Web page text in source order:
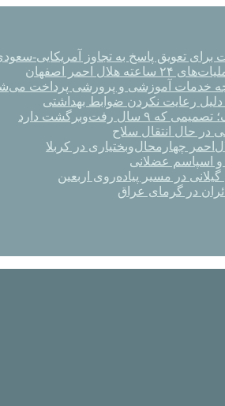
تعویق پاسخ به تجاوز آمریکایی-
چه خدمات آموزشی و پرورشی پرداخت
رفت‌وبرگشت دارد
چهارمحال‌وبختیاری در کربلا
و اسپاسم عضلانی
در مسیر پیاده‌روی اربعین
در گرمای عراق